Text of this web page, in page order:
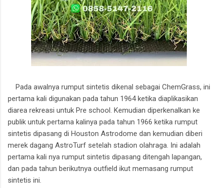
Pada awalnya rumput sintetis dikenal sebagai ChemGrass, ini
pertama kali digunakan pada tahun 1964 ketika diaplikasikan
diarea rekreasi untuk Pre school. Kemudian diperkenalkan ke
publik untuk pertama kalinya pada tahun 1966 ketika rumput
sintetis dipasang di Houston Astrodome dan kemudian diberi
merek dagang AstroTurf setelah stadion olahraga. Ini adalah
pertama kali nya rumput sintetis dipasang ditengah lapangan,
dan pada tahun berikutnya outfield ikut memasang rumput
sintetis ini.